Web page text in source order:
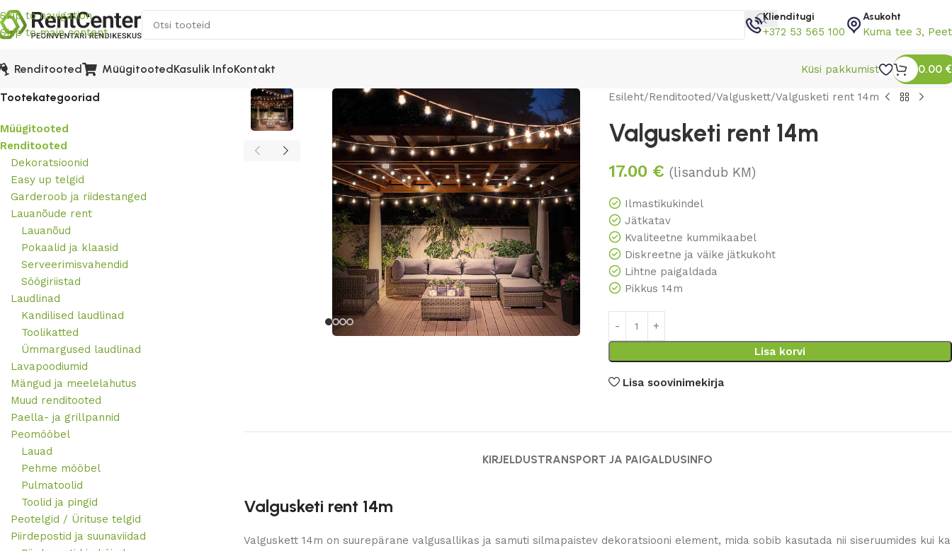
Skip to navigation
Skip to main content
Klienditugi
+372 53 565 100
Asukoht
Kuma tee 3,
Renditooted MüügitootedKasulik InfoKontakt Küsi pakkumist 0.00 €
Tootekategooriad
Müügitooted
Renditooted
Dekoratsioonid
Easy up telgid
Garderoob ja riidestanged
Lauanõude rent
Lauanõud
Pokaalid ja klaasid
Serveerimisvahendid
Söögiriistad
Laudlinad
Kandilised laudlinad
Toolikatted
Ümmargused laudlinad
Lavapoodiumid
Mängud ja meelelahutus
Muud renditooted
Paella- ja grillpannid
Peomööbel
Lauad
Pehme mööbel
Pulmatoolid
Toolid ja pingid
Peotelgid / Ürituse telgid
Piirdepostid ja suunaviidad
Esileht Renditooted Valguskett Valgusketi rent 14m
Valgusketi rent 14m
17.00 € (lisandub KM)
Ilmastikukindel
Jätkatav
Kvaliteetne kummikaabel
Diskreetne ja väike jätkukoht
Lihtne paigaldada
Pikkus 14m
Lisa korvi
Lisa soovinimekirja
KIRJELDUSTRANSPORT JA PAIGALDUSINFO
Valgusketi rent 14m
Valguskett 14m on suurepärane valgusallikas ja samuti silmapaistev dekoratsiooni element, mida sobib kasutada nii siseruumides kui ka